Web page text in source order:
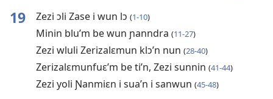
19 Zezi ɔli Zase i wun lɔ (1-10)
Minin blu’m be wun ɲanndra (11-27)
Zezi wluli Zerizalɛmun klɔ’n nun (28-40)
Zerizalɛmunfuɛ’m be ti’n, Zezi sunnin (41-44)
Zezi yoli Ɲanmiɛn i sua’n i sanwun (45-48)